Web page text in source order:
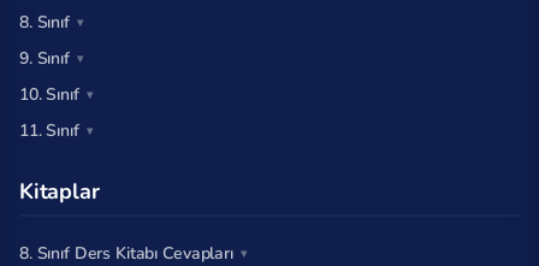
8. Sınıf
9. Sınıf
10. Sınıf
11. Sınıf
Kitaplar
8. Sınıf Ders Kitabı Cevapları